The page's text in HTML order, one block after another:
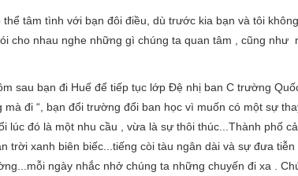
tâm tình với bạn đôi điều, dù trước kia bạn và tôi
cho nhau nghe những gì chúng ta quan tâm , cũng như
sau bạn đi Huế để tiếp tục lớp Đệ nhị ban C trường
đi “, bạn đổi trường đổi ban học vì muốn có một sự
lúc đó là một nhu cầu , vừa là sự thôi thúc...Thành phố
trời xanh biên biếc...tiếng còi tàu ngân dài và sự đưa
ngày nhắc nhở chúng ta những chuyến đi xa .